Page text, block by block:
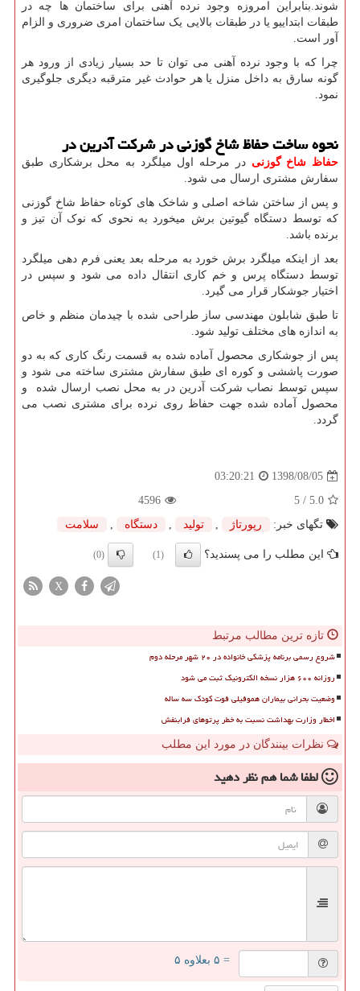
شوند.بنابراین امروزه وجود نرده آهنی برای ساختمان ها چه در
طبقات ابتداییو یا در طبقات بالایی یک ساختمان امری ضروری و الزام
آور است.
چرا که با وجود نرده آهنی می توان تا حد بسیار زیادی از ورود هر
گونه سارق به داخل منزل یا هر حوادث غیر مترقبه دیگری جلوگیری
نمود.
نحوه ساخت حفاظ شاخ گوزنی در شرکت آدرین در
حفاظ شاخ گوزنی در مرحله اول میلگرد به محل برشکاری طبق
سفارش مشتری ارسال می شود.
و پس از ساختن شاخه اصلی و شاخک های کوتاه حفاظ شاخ گوزنی
که توسط دستگاه گیوتین برش میخورد به نحوی که نوک آن تیز و
برنده باشد.
بعد از اینکه میلگرد برش خورد به مرحله بعد یعنی فرم دهی میلگرد
توسط دستگاه پرس و خم کاری انتقال داده می شود و سپس در
اختیار جوشکار قرار می گیرد.
تا طبق شابلون مهندسی ساز طراحی شده با چیدمان منظم و خاص
به اندازه های مختلف تولید شود.
پس از جوشکاری محصول آماده شده به قسمت رنگ کاری که به دو
صورت پاششی و کوره ای طبق سفارش مشتری ساخته می شود و
سپس توسط نصاب شرکت آدرین در به محل نصب ارسال شده و
محصول آماده شده جهت حفاظ روی نرده برای مشتری نصب می
گردد.
1398/08/05
03:20:21
5.0
/ 5
4596
تگهای خبر:
رپورتاژ , تولید , دستگاه , سلامت
این مطلب را می پسندید؟ (1)
(0)
X
تازه ترین مطالب مرتبط
شروع رسمی برنامه پزشکی خانواده در ۲۰ شهر مرحله دوم
روزانه ۶۰۰ هزار نسخه الکترونیک ثبت می شود
وضعیت بحرانی بیماران هموفیلی فوت کودک سه ساله
اخطار وزارت بهداشت نسبت به خطر پرتوهای فرابنفش
نظرات بینندگان در مورد این مطلب
لطفا شما همنظر دهید
= ۵ بعلاوه ۵